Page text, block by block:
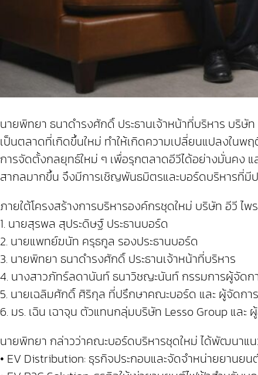
นายพิทยา ธนาดำรงศักดิ์ ประธานเจ้าหน้าที่บริหาร บริษั
เป็นตลาดที่เกิดขึ้นใหม่ ทำให้เกิดความเปลี่ยนแปลงใน
การจัดตั้งกลยุทธ์ใหม่ ๆ เพื่อรุกตลาดอีวีได้อย่างมั่นคง
สากลมากขึ้น จึงมีการเชิญพันธมิตรและบอร์ดบริหารที่
ภายใต้โครงสร้างการบริหารองค์กรชุดใหม่ บริษัท อีวี ไ
1. นายสุรพล สุประดิษฐ์ ประธานบอร์ด
2. นายแพทย์ฆนัท ครุธกูล รองประธานบอร์ด
3. นายพิทยา ธนาดำรงศักดิ์ ประธานเจ้าหน้าที่บริหาร
4. นางสาวภัทร์ลดานันท์ ธนาวิชญะนันท์ กรรมการผู้จัดก
5. นายเฉลิมศักดิ์ ศิริกุล ที่ปรึกษาคณะบอร์ด และ ผู้จัดกา
6. มร. เฉิน เฉาจุน ตัวแทนกลุ่มบริษัท Lesso Group แล
นายพิทยา กล่าวว่าคณะบอร์ดบริหารชุดใหม่ ได้พัฒนาแ
• EV Distribution: ธุรกิจประกอบและจัดจำหน่ายยานยน